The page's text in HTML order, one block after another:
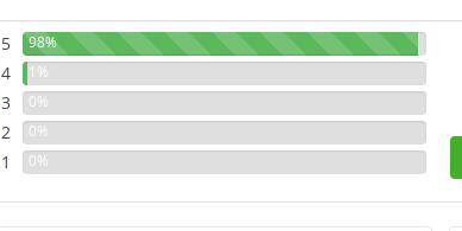
5 98%
4 1%
3 0%
2 0%
1 0%